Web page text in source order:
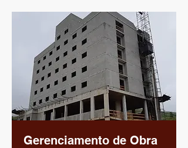
Gerenciamento de Obra